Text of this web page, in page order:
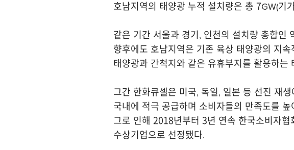
호남지역의 태양광 누적 설치량은 총 7GW(기
같은 기간 서울과 경기, 인천의 설치량 총합인
향후에도 호남지역은 기존 육상 태양광의 지
태양광과 간척지와 같은 유휴부지를 활용하
그간 한화큐셀은 미국, 독일, 일본 등 선진 재
국내에 적극 공급하며 소비자들의 만족도를 높
그로 인해 2018년부터 3년 연속 한국소비자협
수상기업으로 선정됐다.